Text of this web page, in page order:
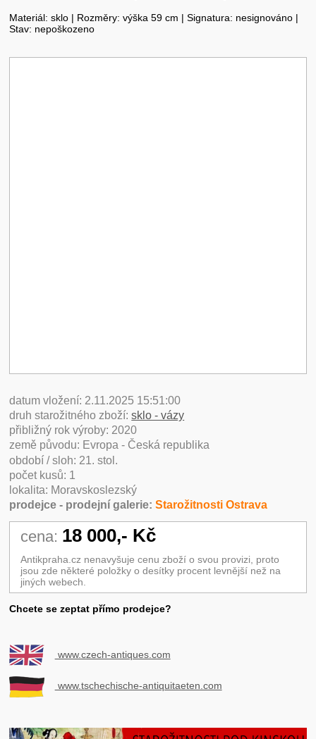
Materiál: sklo | Rozměry: výška 59 cm | Signatura: nesignováno |
Stav: nepoškozeno
datum vložení: 2.11.2025 15:51:00
druh starožitného zboží:sklo - vázy
přibližný rok výroby: 2020
země původu: Evropa - Česká republika
období / sloh: 21. stol.
počet kusů: 1
lokalita: Moravskoslezský
prodejce - prodejní galerie:Starožitnosti Ostrava
cena: 18 000,- Kč
Antikpraha.cz nenavyšuje cenu zboží o svou provizi, proto
jsou zde některé položky o desítky procent levnější než na
jiných webech.
Chcete se zeptat přímo prodejce?
www.czech-antiques.com
www.tschechische-antiquitaeten.com